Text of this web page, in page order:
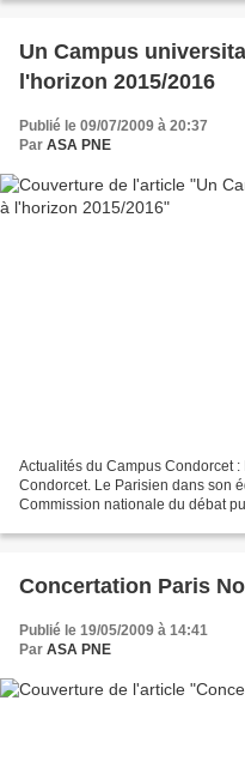
Un Campus
l'horizon 2015/2016
Publié le 09/07/2009 à 20:37
Par ASA PNE
Actualités du Campus Condorcet
Condorcet. Le Parisien dans son
Commission nationale du débat
Concertation Paris
Publié le 19/05/2009 à 14:41
Par ASA PNE